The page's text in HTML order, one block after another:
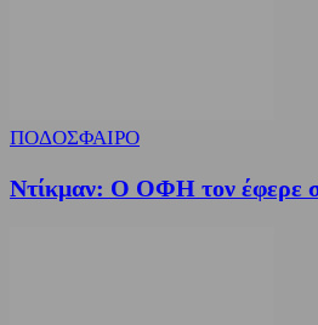
ΠΟΔΟΣΦΑΙΡΟ
Ντίκμαν: Ο ΟΦΗ τον έφερε